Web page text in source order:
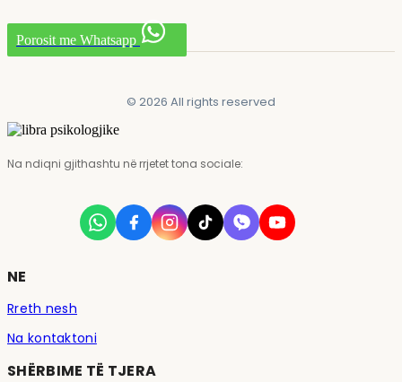
Porosit me Whatsapp
© 2026 All rights reserved
Na ndiqni gjithashtu në rrjetet tona sociale:
NE
Rreth nesh
Na kontaktoni
SHËRBIME TË TJERA